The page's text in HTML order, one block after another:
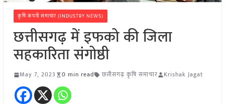
कृषि कंपनी समाचार (INDUSTRY NEWS)
छत्तीसगढ़ में इफको की जिला
सहकारिता संगोष्ठी
May 7, 2023 0 min read छत्तीसगढ़ कृषि समाचार Krishak Jagat